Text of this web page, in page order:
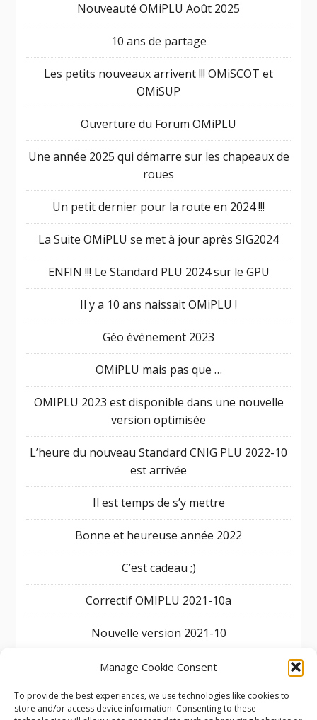
Manage Cookie Consent
To provide the best experiences, we use technologies like cookies to
store and/or access device information. Consenting to these
Nouveauté OMiPLU Août 2025
10 ans de partage
Les petits nouveaux arrivent !!! OMiSCOT et
OMiSUP
Ouverture du Forum OMiPLU
Une année 2025 qui démarre sur les chapeaux de
roues
Un petit dernier pour la route en 2024 !!!
La Suite OMiPLU se met à jour après SIG2024
ENFIN !!! Le Standard PLU 2024 sur le GPU
Il y a 10 ans naissait OMiPLU !
Géo évènement 2023
OMiPLU mais pas que …
OMIPLU 2023 est disponible dans une nouvelle
version optimisée
L’heure du nouveau Standard CNIG PLU 2022-10
est arrivée
Il est temps de s’y mettre
Bonne et heureuse année 2022
C’est cadeau ;)
Correctif OMIPLU 2021-10a
Nouvelle version 2021-10
OMIPLU à SIG 2021 [Live]
OMIPLU 2021-07 encore des corrections